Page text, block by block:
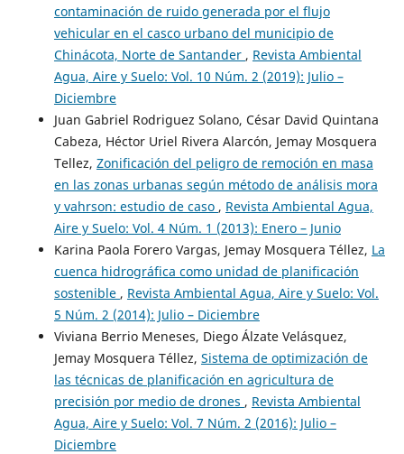
contaminación de ruido generada por el flujo
vehicular en el casco urbano del municipio de
Chinácota, Norte de Santander , Revista Ambiental
Agua, Aire y Suelo: Vol. 10 Núm. 2 (2019): Julio –
Diciembre
Juan Gabriel Rodriguez Solano, César David Quintana
Cabeza, Héctor Uriel Rivera Alarcón, Jemay Mosquera
Tellez, Zonificación del peligro de remoción en masa
en las zonas urbanas según método de análisis mora
y vahrson: estudio de caso , Revista Ambiental Agua,
Aire y Suelo: Vol. 4 Núm. 1 (2013): Enero – Junio
Karina Paola Forero Vargas, Jemay Mosquera Téllez, La
cuenca hidrográfica como unidad de planificación
sostenible , Revista Ambiental Agua, Aire y Suelo: Vol.
5 Núm. 2 (2014): Julio – Diciembre
Viviana Berrio Meneses, Diego Álzate Velásquez,
Jemay Mosquera Téllez, Sistema de optimización de
las técnicas de planificación en agricultura de
precisión por medio de drones , Revista Ambiental
Agua, Aire y Suelo: Vol. 7 Núm. 2 (2016): Julio –
Diciembre